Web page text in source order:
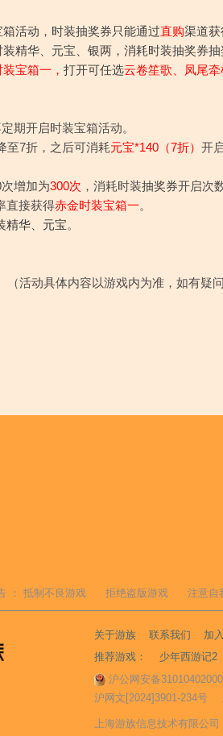
活动，时装抽奖券只能通过直购渠道
装精华、元宝、银两，消耗时装抽奖券
宝箱一， 打开可任选云卷笙歌、凤尾
期开启时装宝箱活动。
至7折，之后可消耗元宝*140（7折） 开
增加为300次 ，消耗时装抽奖券开启次
直接获得赤金时装宝箱一。
精华、元宝。
（活动具体内容以游戏内为准，如有疑
： 抵制不良游戏 拒绝盗版游戏 注意自
关于游族 联系我们 加
推荐游戏：
少年西游记2
沪公网安备
沪网文[2024]3901-234号
上海游族信息技术有限公